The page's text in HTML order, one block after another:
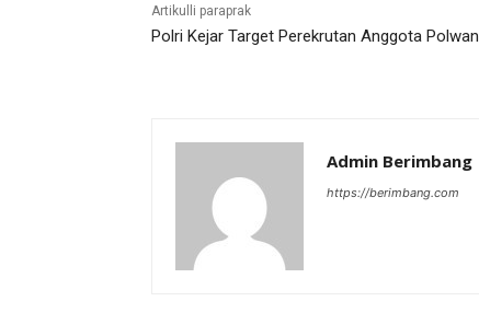
Artikulli paraprak
Polri Kejar Target Perekrutan Anggota Polwan
Admin Berimbang
https://berimbang.com